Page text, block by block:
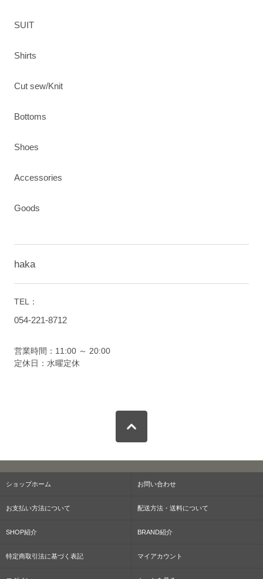
SUIT
Shirts
Cut sew/Knit
Bottoms
Shoes
Accessories
Goods
haka
TEL：
054-221-8712
営業時間：11:00 ～ 20:00
定休日：水曜定休
ショップホーム お問い合わせ
お支払い方法について 配送方法・送料について
SHOP紹介 BRAND紹介
特定商取引法に基づく表記 マイアカウント